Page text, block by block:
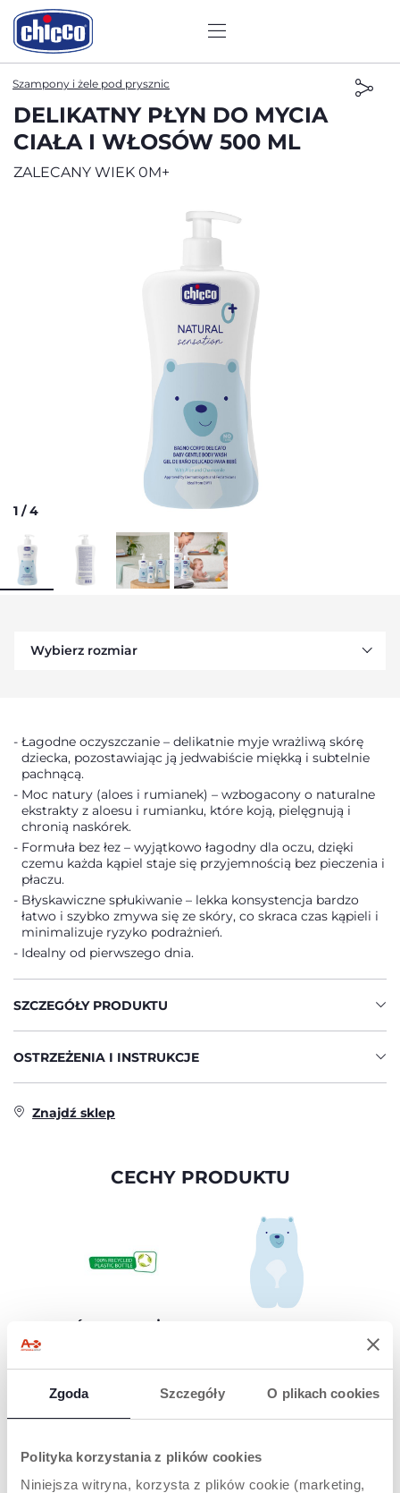
Zgoda Szczegóły O plikach cookies
Polityka korzystania z plików cookies
Niniejsza witryna, korzysta z plików cookie (marketing,
Szampony i żele pod prysznic
DELIKATNY PŁYN DO MYCIA
CIAŁA I WŁOSÓW 500 ML
ZALECANY WIEK 0M+
1 /4
Wybierz rozmiar
Łagodne oczyszczanie – delikatnie myje wrażliwą skórę
dziecka, pozostawiając ją jedwabiście miękką i subtelnie
pachnącą.
Moc natury (aloes i rumianek) – wzbogacony o naturalne
ekstrakty z aloesu i rumianku, które koją, pielęgnują i
chronią naskórek.
Formuła bez łez – wyjątkowo łagodny dla oczu, dzięki
czemu każda kąpiel staje się przyjemnością bez pieczenia i
płaczu.
Błyskawiczne spłukiwanie – lekka konsystencja bardzo
łatwo i szybko zmywa się ze skóry, co skraca czas kąpieli i
minimalizuje ryzyko podrażnień.
Idealny od pierwszego dnia.
SZCZEGÓŁY PRODUKTU
OSTRZEŻENIA I INSTRUKCJE
Znajdź sklep
CECHY PRODUKTU
ZRÓWNOWAŻON
Butelka wykonana w
100% z plastiku z
recyclingu.
Formuła nie szczypie
w oczy, wzbogacona o
ekstrakt z aloesu i
rumianku.